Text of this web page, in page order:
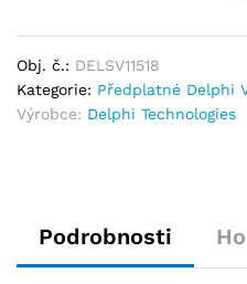
Obj. č.: DELSV11518
Kategorie: Předplatné Delphi
Výrobce: Delphi Technologies
Podrobnosti